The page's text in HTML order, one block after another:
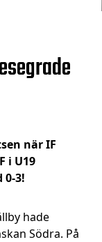
när IF
i U19
0-3!
hade
Södra. På